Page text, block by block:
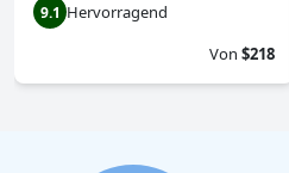
9.1 Hervorragend
Von $218